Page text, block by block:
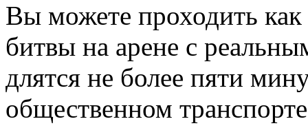
Вы можете проходить
битвы на арене с
длятся не более пяти
общественном